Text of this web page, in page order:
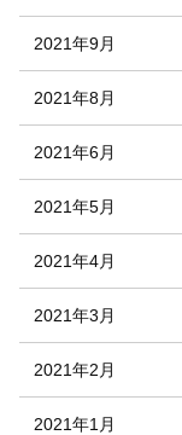
2021年9月
2021年8月
2021年6月
2021年5月
2021年4月
2021年3月
2021年2月
2021年1月